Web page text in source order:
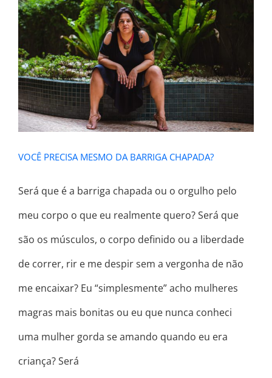
VOCÊ PRECISA MESMO DA BARRIGA
CHAPADA?
VOCÊ PRECISA MESMO DA BARRIGA CHAPADA?
Será que é a barriga chapada ou o orgulho pelo
meu corpo o que eu realmente quero? Será que
são os músculos, o corpo definido ou a liberdade
de correr, rir e me despir sem a vergonha de não
me encaixar? Eu “simplesmente” acho mulheres
magras mais bonitas ou eu que nunca conheci
uma mulher gorda se amando quando eu era
criança? Será